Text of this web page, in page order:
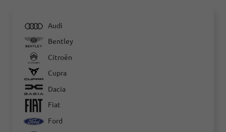
Audi
Bentley
Citroën
Cupra
Dacia
Fiat
Ford